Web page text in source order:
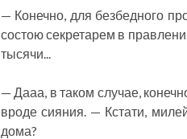
— Конечно, для безбедного
состою секретарем в
тысячи...
— Дааа, в таком случае,
вроде сияния. — Кстати,
дома?